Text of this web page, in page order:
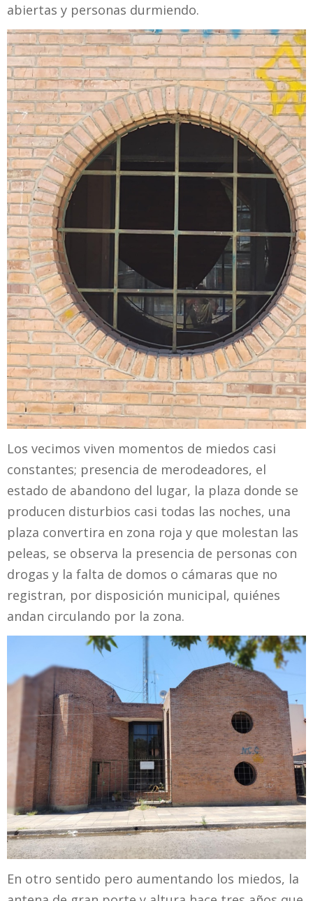
abiertas y personas durmiendo.
Los vecimos viven momentos de miedos casi
constantes; presencia de merodeadores, el
estado de abandono del lugar, la plaza donde se
producen disturbios casi todas las noches, una
plaza convertira en zona roja y que molestan las
peleas, se observa la presencia de personas con
drogas y la falta de domos o cámaras que no
registran, por disposición municipal, quiénes
andan circulando por la zona.
En otro sentido pero aumentando los miedos, la